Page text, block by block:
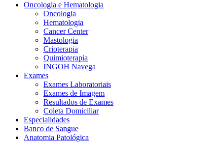
Oncologia e Hematologia
Oncologia
Hematologia
Cancer Center
Mastologia
Crioterapia
Quimioterapia
INGOH Navega
Exames
Exames Laboratoriais
Exames de Imagem
Resultados de Exames
Coleta Domiciliar
Especialidades
Banco de Sangue
Anatomia Patológica